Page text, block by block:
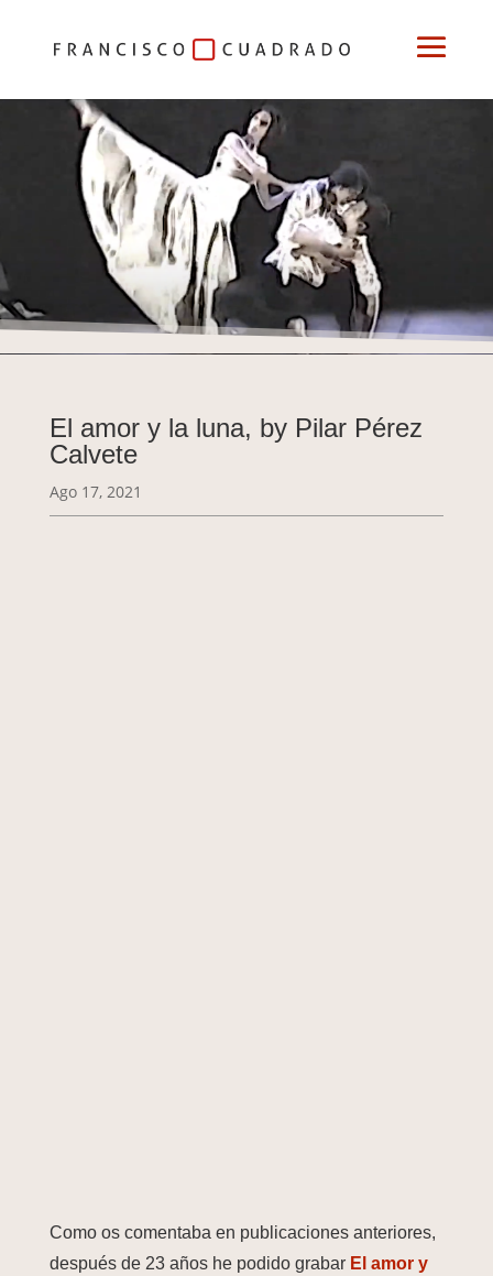
Cortos
El amor y la luna, by Pilar Pérez
Calvete
Ago 17, 2021
Como os comentaba en publicaciones anteriores,
después de 23 años he podido grabar El amor y